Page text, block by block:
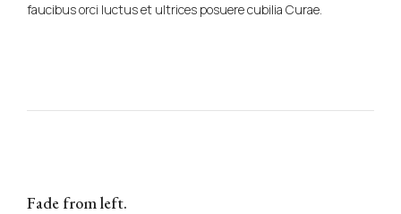
faucibus orci luctus et ultrices posuere cubilia Curae.
Fade from left.